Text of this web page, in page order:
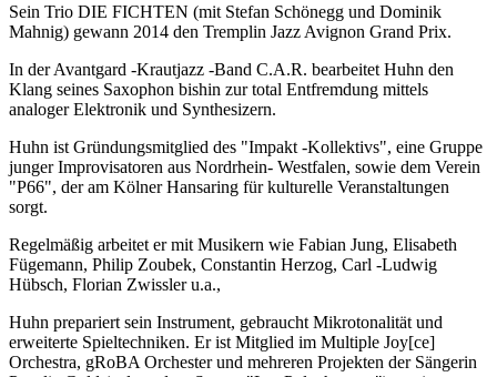
Sein Trio DIE FICHTEN (mit Stefan Schönegg und Dominik
Mahnig) gewann 2014 den Tremplin Jazz Avignon Grand Prix.
In der Avantgard -Krautjazz -Band C.A.R. bearbeitet Huhn den
Klang seines Saxophon bishin zur total Entfremdung mittels
analoger Elektronik und Synthesizern.
Huhn ist Gründungsmitglied des "Impakt -Kollektivs", eine Gruppe
junger Improvisatoren aus Nordrhein- Westfalen, sowie dem Verein
"P66", der am Kölner Hansaring für kulturelle Veranstaltungen
sorgt.
Regelmäßig arbeitet er mit Musikern wie Fabian Jung, Elisabeth
Fügemann, Philip Zoubek, Constantin Herzog, Carl -Ludwig
Hübsch, Florian Zwissler u.a.,
Huhn prepariert sein Instrument, gebraucht Mikrotonalität und
erweiterte Spieltechniken. Er ist Mitglied im Multiple Joy[ce]
Orchestra, gRoBA Orchester und mehreren Projekten der Sängerin